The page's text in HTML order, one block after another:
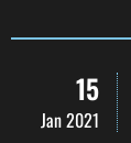
15
Jan 2021